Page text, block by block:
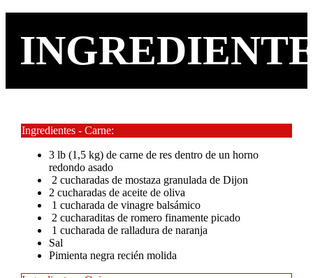
Ingredientes - Carne:
3 lb (1,5 kg) de carne de res dentro de un horno
redondo asado
2 cucharadas de mostaza granulada de Dijon
2 cucharadas de aceite de oliva
1 cucharada de vinagre balsámico
2 cucharaditas de romero finamente picado
1 cucharada de ralladura de naranja
Sal
Pimienta negra recién molida